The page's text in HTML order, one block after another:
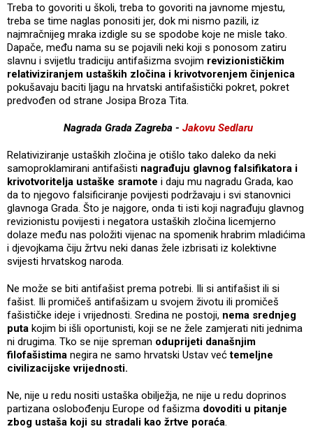
Treba to govoriti u školi, treba to govoriti na javnome mjestu,
treba se time naglas ponositi jer, dok mi nismo pazili, iz
najmračnijeg mraka izdigle su se spodobe koje ne misle tako.
Dapače, među nama su se pojavili neki koji s ponosom zatiru
slavnu i svijetlu tradiciju antifašizma svojim revizionističkim
relativiziranjem ustaških zločina i krivotvorenjem činjenica
pokušavaju baciti ljagu na hrvatski antifašistički pokret, pokret
predvođen od strane Josipa Broza Tita.
Nagrada Grada Zagreba - Jakovu Sedlaru
Relativiziranje ustaških zločina je otišlo tako daleko da neki
samoproklamirani antifašisti nagrađuju glavnog falsifikatora i
krivotvoritelja ustaške sramote i daju mu nagradu Grada, kao
da to njegovo falsificiranje povijesti podržavaju i svi stanovnici
glavnoga Grada. Što je najgore, onda ti isti koji nagrađuju glavnog
revizionistu povijesti i negatora ustaških zločina licemjerno
dolaze među nas položiti vijenac na spomenik hrabrim mladićima
i djevojkama čiju žrtvu neki danas žele izbrisati iz kolektivne
svijesti hrvatskog naroda.
Ne može se biti antifašist prema potrebi. Ili si antifašist ili si
fašist. Ili promičeš antifašizam u svojem životu ili promičeš
fašističke ideje i vrijednosti. Sredina ne postoji, nema srednjeg
puta kojim bi išli oportunisti, koji se ne žele zamjerati niti jednima
ni drugima. Tko se nije spreman oduprijeti današnjim
filofašistima negira ne samo hrvatski Ustav većtemeljne
civilizacijske vrijednosti.
Ne, nije u redu nositi ustaška obilježja, ne nije u redu doprinos
partizana oslobođenju Europe od fašizma dovoditi u pitanje
zbog ustaša koji su stradali kao žrtve poraća.